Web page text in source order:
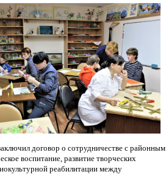
договор о сотрудничестве с районным
воспитание, развитие творческих
реабилитации между